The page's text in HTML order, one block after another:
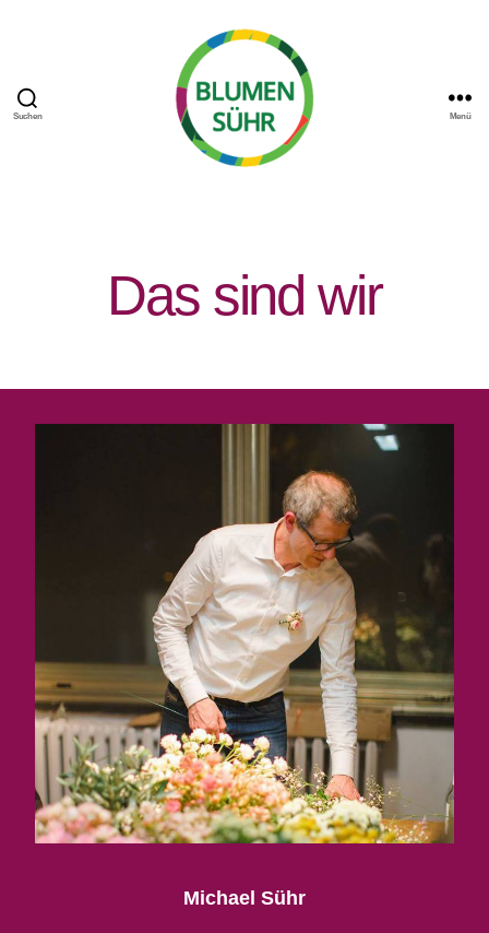
Suchen Menü
Das sind wir
Michael Sühr